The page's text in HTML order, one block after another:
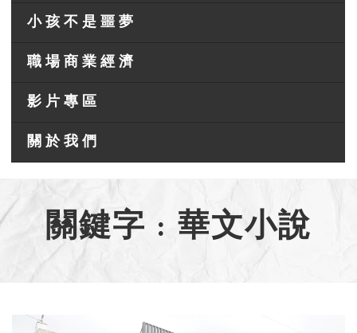
小孩不是噩夢
職場商業經濟
影片專區
關於我們
關鍵字 : 華文小說